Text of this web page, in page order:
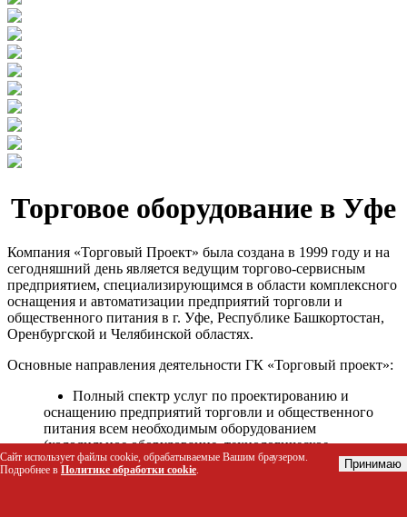
Торговое оборудование в Уфе
Компания «Торговый Проект» была создана в 1999 году и на
сегодняшний день является ведущим торгово-сервисным
предприятием, специализирующимся в области комплексного
оснащения и автоматизации предприятий торговли и
общественного питания в г. Уфе, Республике Башкортостан,
Оренбургской и Челябинской областях.
Основные направления деятельности ГК «Торговый проект»:
Полный спектр услуг по проектированию и
оснащению предприятий торговли и общественного
питания всем необходимым оборудованием
(холодильное оборудование, технологическое
оборудование, стеллажное оборудование и т.д.);
Автоматизация торговых процессов и внедрения
Сайт использует файлы cookie, обрабатываемые Вашим браузером.
Подробнее в Политике обработки cookie. Принимаю